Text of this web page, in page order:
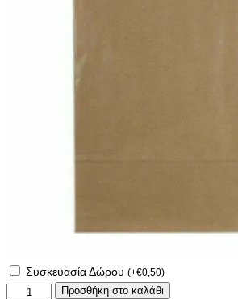
Συσκευασία Δώρου (+€0,50)
ΑναμνηστικόΠροσθήκη στο καλάθι